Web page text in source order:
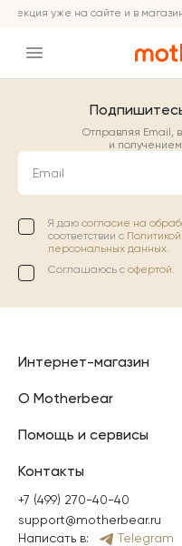
уже на сайте и в
Отправляя Email,
и
Email
Я даю согласие на
соответствии с
персональных данных.
Соглашаюсь с офертой.
Интернет-магазин
О Motherbear
Помощь и сервисы
Контакты
+7 (499) 270-40-40
support@motherbear.ru
Написать в:
Telegram